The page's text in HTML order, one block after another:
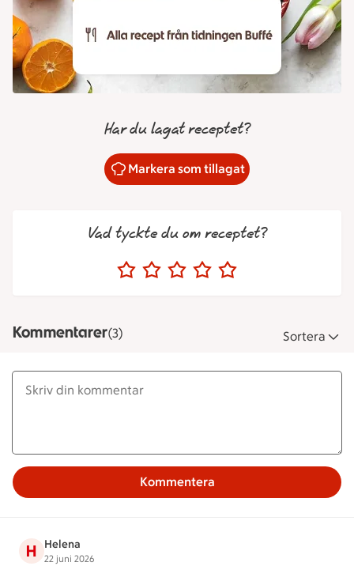
Har du lagat receptet?
Markera som tillagat
Vad tyckte du om receptet?
Kommentarer(3) Sortera
Kommentera
H Helena
22 juni 2026